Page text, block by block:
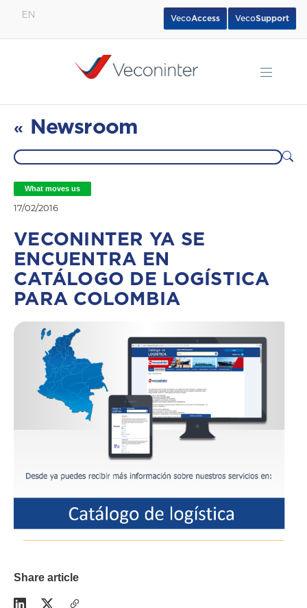
EN VecoSupport
VecoAccess
« Newsroom
What moves us
17/02/2016
VECONINTER YA SE
ENCUENTRA EN
CATÁLOGO DE LOGÍSTICA
PARA COLOMBIA
Share article